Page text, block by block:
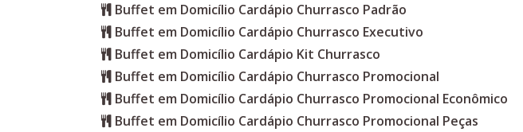
Buffet em Domicílio Cardápio Churrasco Padrão
Buffet em Domicílio Cardápio Churrasco Executivo
Buffet em Domicílio Cardápio Kit Churrasco
Buffet em Domicílio Cardápio Churrasco Promocional
Buffet em Domicílio Cardápio Churrasco Promocional Econômico
Buffet em Domicílio Cardápio Churrasco Promocional Peças